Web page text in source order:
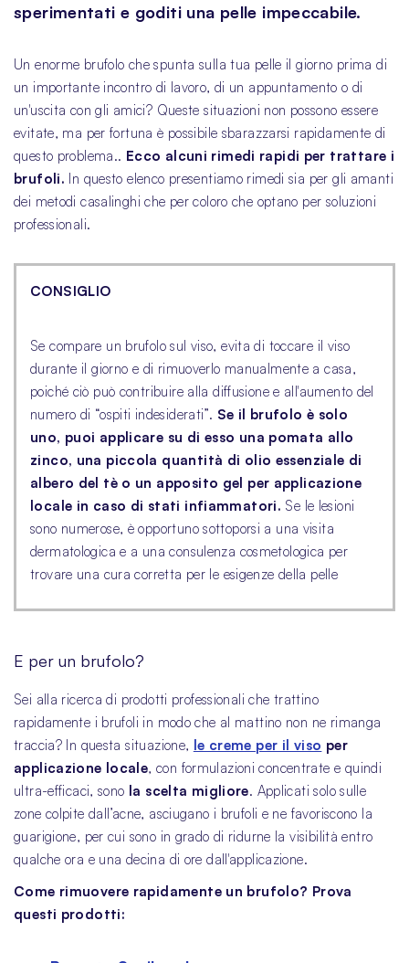
sperimentati e goditi una pelle impeccabile.
Un enorme brufolo che spunta sulla tua pelle il giorno prima di
un importante incontro di lavoro, di un appuntamento o di
un'uscita con gli amici? Queste situazioni non possono essere
evitate, ma per fortuna è possibile sbarazzarsi rapidamente di
questo problema.. Ecco alcuni rimedi rapidi per trattare i
brufoli. In questo elenco presentiamo rimedi sia per gli amanti
dei metodi casalinghi che per coloro che optano per soluzioni
professionali.
CONSIGLIO
Se compare un brufolo sul viso, evita di toccare il viso
durante il giorno e di rimuoverlo manualmente a casa,
poiché ciò può contribuire alla diffusione e all'aumento del
numero di “ospiti indesiderati”. Se il brufolo è solo
uno, puoi applicare su di esso una pomata allo
zinco, una piccola quantità di olio essenziale di
albero del tè o un apposito gel per applicazione
locale in caso di stati infiammatori. Se le lesioni
sono numerose, è opportuno sottoporsi a una visita
dermatologica e a una consulenza cosmetologica per
trovare una cura corretta per le esigenze della pelle
E per un brufolo?
Sei alla ricerca di prodotti professionali che trattino
rapidamente i brufoli in modo che al mattino non ne rimanga
traccia? In questa situazione, le creme per il viso per
applicazione locale, con formulazioni concentrate e quindi
ultra-efficaci, sono la scelta migliore. Applicati solo sulle
zone colpite dall’acne, asciugano i brufoli e ne favoriscono la
guarigione, per cui sono in grado di ridurne la visibilità entro
qualche ora e una decina di ore dall'applicazione.
Come rimuovere rapidamente un brufolo? Prova
questi prodotti: